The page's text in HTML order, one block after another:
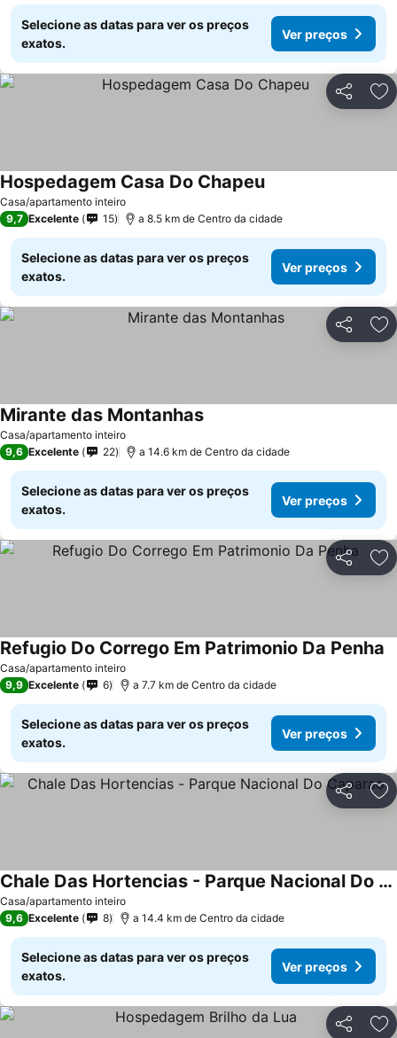
Selecione as datas para ver os preços
exatos.
Ver preços
Partilhar
Casa/apartamento inteiro
Hospedagem Casa Do ChapeuVer preços
9,7 Excelente 15 a 8.5 km de Centro da cidade
Selecione as datas para ver os preços
exatos.
Ver preços
Partilhar
Casa/apartamento inteiro
Mirante das MontanhasVer preços
9,6 Excelente 22 a 14.6 km de Centro da cidade
Selecione as datas para ver os preços
exatos.
Ver preços
Partilhar
Casa/apartamento inteiro
Refugio Do Corrego Em Patrimonio Da Penha
9,9 Excelente 6 a 7.7 km de Centro da cidade
Selecione as datas para ver os preços
exatos.
Ver preços
Partilhar
Casa/apartamento inteiro
Chale Das Hortencias - Parque Nacional Do Caparao
Ver preços
9,6 Excelente 8 a 14.4 km de Centro da cidade
Selecione as datas para ver os preços
exatos.
Ver preços
Partilhar